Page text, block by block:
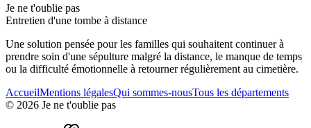
Je ne t'oublie pas
Entretien d'une tombe à distance
Une solution pensée pour les familles qui souhaitent continuer à
prendre soin d'une sépulture malgré la distance, le manque de temps
ou la difficulté émotionnelle à retourner régulièrement au cimetière.
AccueilMentions légalesQui sommes-nousTous les départements
© 2026 Je ne t'oublie pas